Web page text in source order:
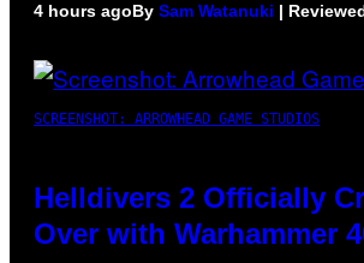
4 hours agoBy Sam Watanuki |
SCREENSHOT: ARROWHEAD GAME STUDIOS
Helldivers 2 Officially
Over with Warhammer